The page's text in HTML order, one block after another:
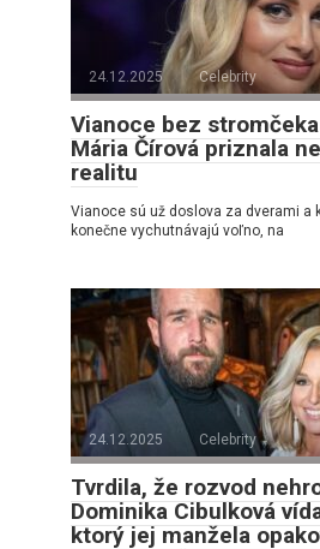
24.12.2025 Celebrity
Vianoce bez
Mária Čírová priznala
realitu
Vianoce sú už doslova za dverami a
konečne vychutnávajú voľno, na
24.12.2025 Celebrity
Tvrdila, že rozvod
Dominika Cibulková
ktorý jej manžela